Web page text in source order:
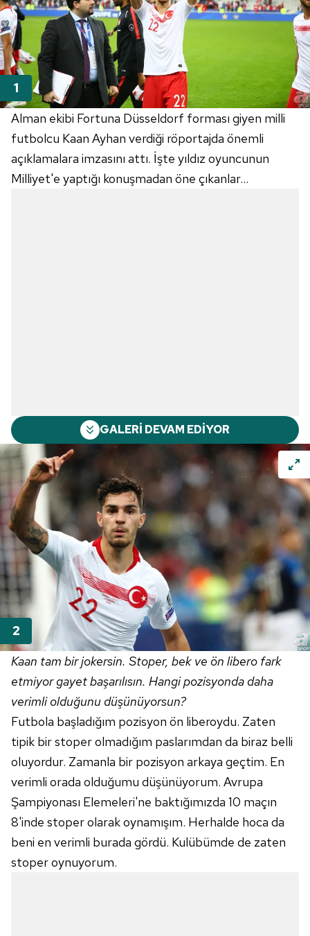
Alman ekibi Fortuna Düsseldorf forması giyen milli
futbolcu Kaan Ayhan verdiği röportajda önemli
açıklamalara imzasını attı. İşte yıldız oyuncunun
Milliyet'e yaptığı konuşmadan öne çıkanlar...
GALERİ DEVAM EDİYOR
Kaan tam bir jokersin. Stoper, bek ve ön libero fark
etmiyor gayet başarılısın. Hangi pozisyonda daha
verimli olduğunu düşünüyorsun?
Futbola başladığım pozisyon ön liberoydu. Zaten
tipik bir stoper olmadığım paslarımdan da biraz belli
oluyordur. Zamanla bir pozisyon arkaya geçtim. En
verimli orada olduğumu düşünüyorum. Avrupa
Şampiyonası Elemeleri'ne baktığımızda 10 maçın
8'inde stoper olarak oynamışım. Herhalde hoca da
beni en verimli burada gördü. Kulübümde de zaten
stoper oynuyorum.